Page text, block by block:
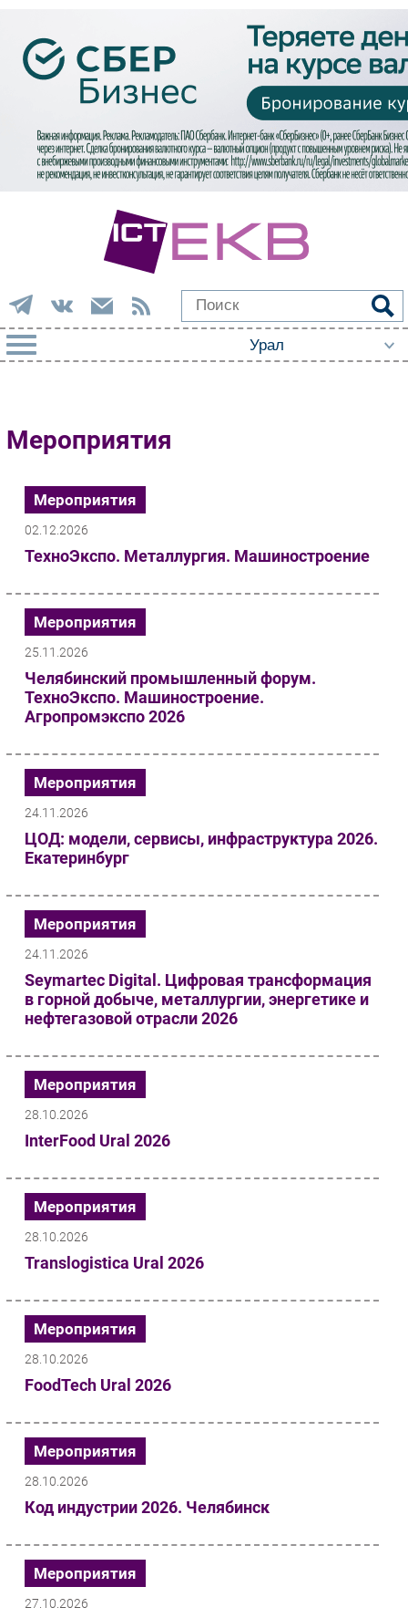
Импорто­замещение
Автоматизация Промышленности
Интернет
Мобильная связь
Фиксированная связь
Интеграция
Маркетинг
Торговые сети
ПО
Outsourcing
Финансы
Web
Безопасность
Инновации
CIO/Управление ИТ
Гаджеты
РАЗДЕЛЫ
Новости
Аналитика
Интервью
Мероприятия
Проекты
Каталог компаний
Мероприятия
Мероприятия
02.12.2026
ТехноЭкспо. Металлургия. Машиностроение
Мероприятия
25.11.2026
Челябинский промышленный форум.
ТехноЭкспо. Машиностроение.
Агропромэкспо 2026
Мероприятия
24.11.2026
ЦОД: модели, сервисы, инфраструктура 2026.
Екатеринбург
Мероприятия
24.11.2026
Seymartec Digital. Цифровая трансформация
в горной добыче, металлургии, энергетике и
нефтегазовой отрасли 2026
Мероприятия
28.10.2026
InterFood Ural 2026
Мероприятия
28.10.2026
Translogistica Ural 2026
Мероприятия
28.10.2026
FoodTech Ural 2026
Мероприятия
28.10.2026
Код индустрии 2026. Челябинск
Мероприятия
27.10.2026